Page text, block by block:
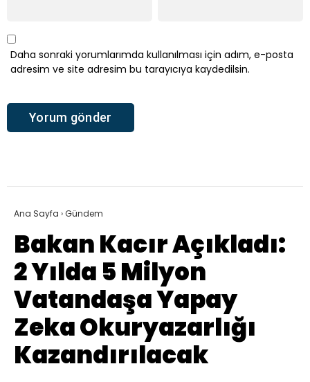
Daha sonraki yorumlarımda kullanılması için adım, e-posta
adresim ve site adresim bu tarayıcıya kaydedilsin.
Ana Sayfa ›Gündem
Bakan Kacır Açıkladı:
2 Yılda 5 Milyon
Vatandaşa Yapay
Zeka Okuryazarlığı
Kazandırılacak